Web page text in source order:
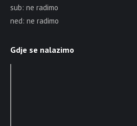
sub: ne radimo
ned: ne radimo
Gdje se nalazimo